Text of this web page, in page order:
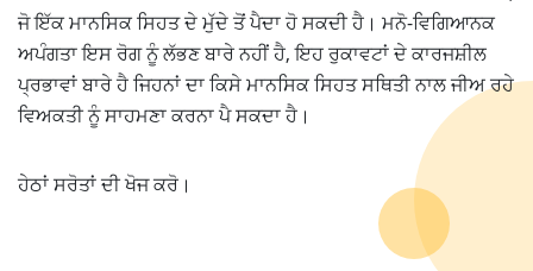
ਜੋ ਇੱਕ ਮਾਨਸਿਕ ਸਿਹਤ ਦੇ ਮੁੱਦੇ ਤੋਂ ਪੈਦਾ ਹੋ ਸਕਦੀ ਹੈ। ਮਨੋ-ਵਿਗਿਆਨਕ
ਅਪੰਗਤਾ ਇਸ ਰੋਗ ਨੂੰ ਲੱਭਣ ਬਾਰੇ ਨਹੀਂ ਹੈ, ਇਹ ਰੁਕਾਵਟਾਂ ਦੇ ਕਾਰਜਸ਼ੀਲ
ਪ੍ਰਭਾਵਾਂ ਬਾਰੇ ਹੈ ਜਿਹਨਾਂ ਦਾ ਕਿਸੇ ਮਾਨਸਿਕ ਸਿਹਤ ਸਥਿਤੀ ਨਾਲ ਜੀਅ ਰਹੇ
ਵਿਅਕਤੀ ਨੂੰ ਸਾਹਮਣਾ ਕਰਨਾ ਪੈ ਸਕਦਾ ਹੈ।
ਹੇਠਾਂ ਸਰੋਤਾਂ ਦੀ ਖੋਜ ਕਰੋ।